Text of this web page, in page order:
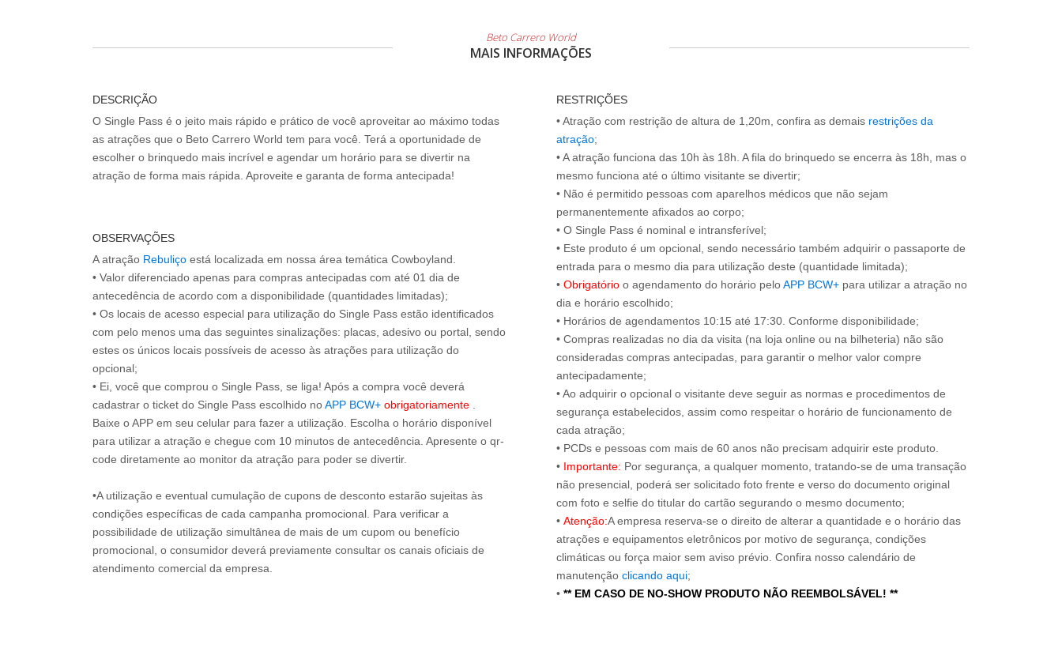
Beto Carrero World
MAIS INFORMAÇÕES
DESCRIÇÃO
O Single Pass é o jeito mais rápido e prático de você aproveitar ao máximo todas
as atrações que o Beto Carrero World tem para você. Terá a oportunidade de
escolher o brinquedo mais incrível e agendar um horário para se divertir na
atração de forma mais rápida. Aproveite e garanta de forma antecipada!
OBSERVAÇÕES
A atração Rebuliço está localizada em nossa área temática Cowboyland.
• Valor diferenciado apenas para compras antecipadas com até 01 dia de
antecedência de acordo com a disponibilidade (quantidades limitadas);
• Os locais de acesso especial para utilização do Single Pass estão identificados
com pelo menos uma das seguintes sinalizações: placas, adesivo ou portal, sendo
estes os únicos locais possíveis de acesso às atrações para utilização do
opcional;
• Ei, você que comprou o Single Pass, se liga! Após a compra você deverá
cadastrar o ticket do Single Pass escolhido noAPP BCW+ obrigatoriamente
Baixe o APP em seu celular para fazer a utilização. Escolha o horário disponível
para utilizar a atração e chegue com 10 minutos de antecedência. Apresente o qr-
code diretamente ao monitor da atração para poder se divertir.
•A utilização e eventual cumulação de cupons de desconto estarão sujeitas às
condições específicas de cada campanha promocional. Para verificar a
possibilidade de utilização simultânea de mais de um cupom ou benefício
promocional, o consumidor deverá previamente consultar os canais oficiais de
atendimento comercial da empresa.
RESTRIÇÕES
• Atração com restrição de altura de 1,20m, confira as demais restrições da
atração;
• A atração funciona das 10h às 18h. A fila do brinquedo se encerra às 18h, mas o
mesmo funciona até o último visitante se divertir;
• Não é permitido pessoas com aparelhos médicos que não sejam
permanentemente afixados ao corpo;
• O Single Pass é nominal e intransferível;
• Este produto é um opcional, sendo necessário também adquirir o passaporte de
entrada para o mesmo dia para utilização deste (quantidade limitada);
• Obrigatório o agendamento do horário peloAPP BCW+ para utilizar a atração no
dia e horário escolhido;
• Horários de agendamentos 10:15 até 17:30. Conforme disponibilidade;
• Compras realizadas no dia da visita (na loja online ou na bilheteria) não são
consideradas compras antecipadas, para garantir o melhor valor compre
antecipadamente;
• Ao adquirir o opcional o visitante deve seguir as normas e procedimentos de
segurança estabelecidos, assim como respeitar o horário de funcionamento de
cada atração;
• PCDs e pessoas com mais de 60 anos não precisam adquirir este produto.
• Importante: Por segurança, a qualquer momento, tratando-se de uma transação
não presencial, poderá ser solicitado foto frente e verso do documento original
com foto e selfie do titular do cartão segurando o mesmo documento;
• Atenção:A empresa reserva-se o direito de alterar a quantidade e o horário das
atrações e equipamentos eletrônicos por motivo de segurança, condições
climáticas ou força maior sem aviso prévio. Confira nosso calendário de
manutenção clicando aqui;
• ** EM CASO DE NO-SHOW PRODUTO NÃO REEMBOLSÁVEL! **